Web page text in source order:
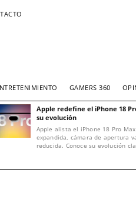
GAMERS 360
Apple redefine el iPhone 18
su evolución
Apple alista el iPhone 18 Pro
expandida, cámara de apertura
reducida. Conoce su evolución